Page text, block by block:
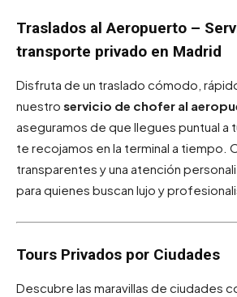
Traslados al Aeropuerto –
transporte privado en Madrid
Disfruta de un traslado cómodo,
nuestro servicio de chofer al
aseguramos de que llegues puntual a
te recojamos en la terminal a tiempo.
transparentes y una atención
para quienes buscan lujo y
Tours Privados por Ciudades
Descubre las maravillas de ciudades